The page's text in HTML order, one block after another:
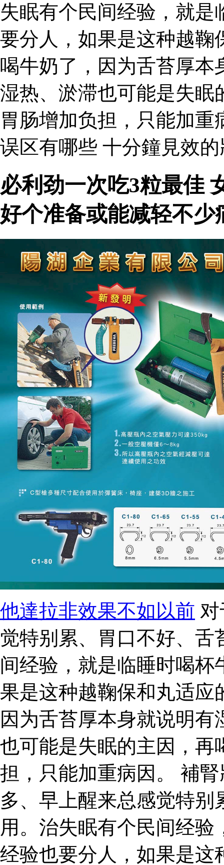
失眠有个民间经验，就
要分人，如果是这种越鞠
喝牛奶了，因为舌苔厚本
湿热、淤滞也可能是失眠
胃肠增加负担，只能加
误区有哪些 十分鐘見效
必利劲一次吃3粒最佳
好个准备或能减轻不少
他達拉非效果不如以前
觉特别累、胃口不好、
间经验，就是临睡时喝
果是这种越鞠保和丸适应
因为舌苔厚本身就说明
也可能是失眠的主因，再
担，只能加重病因。 補
多、早上醒来总感觉特
用。治失眠有个民间经
经验也要分人，如果是这